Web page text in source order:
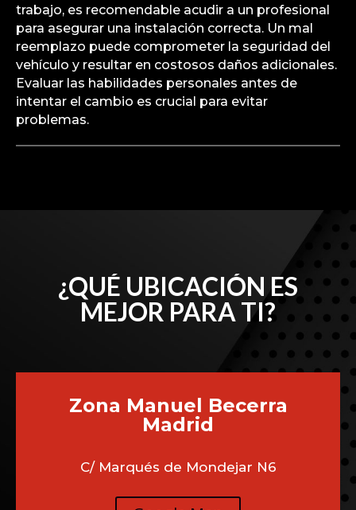
trabajo, es recomendable acudir a un profesional
para asegurar una instalación correcta. Un mal
reemplazo puede comprometer la seguridad del
vehículo y resultar en costosos daños adicionales.
Evaluar las habilidades personales antes de
intentar el cambio es crucial para evitar
problemas.
¿QUÉ UBICACIÓN ES
MEJOR PARA TI?
Zona Manuel Becerra
Madrid
C/ Marqués de Mondejar N6